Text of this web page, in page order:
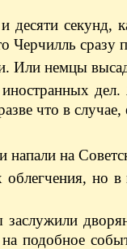
секунд,
Черчилль сразу
Или немцы
что в
на
но
подобное